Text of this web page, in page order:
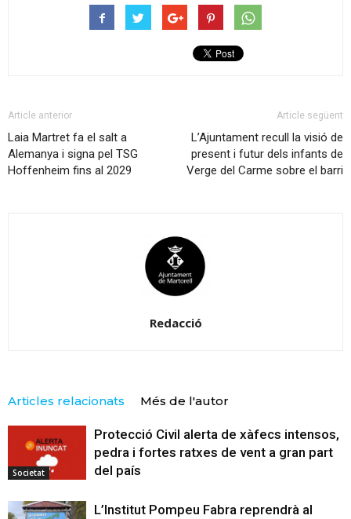
Article anterior
Laia Martret fa el salt a
Alemanya i signa pel TSG
Hoffenheim fins al 2029
Article següent
L’Ajuntament recull la visió de
present i futur dels infants de
Verge del Carme sobre el barri
Redacció
Articles relacionats Més de l'autor
Societat
Protecció Civil alerta de xàfecs intensos,
pedra i fortes ratxes de vent a gran part
del país
L’Institut Pompeu Fabra reprendrà al